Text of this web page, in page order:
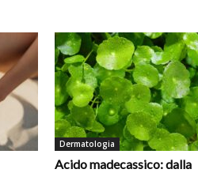
Dermatologia
Acido madecassico: dalla